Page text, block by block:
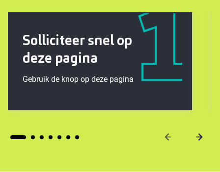
Solliciteer snel op
deze pagina
Gebruik de knop op deze pagina